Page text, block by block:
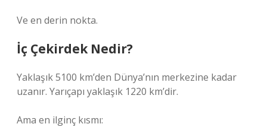
Ve en derin nokta.
İç Çekirdek Nedir?
Yaklaşık 5100 km’den Dünya’nın merkezine kadar
uzanır. Yarıçapı yaklaşık 1220 km’dir.
Ama en ilginç kısmı: